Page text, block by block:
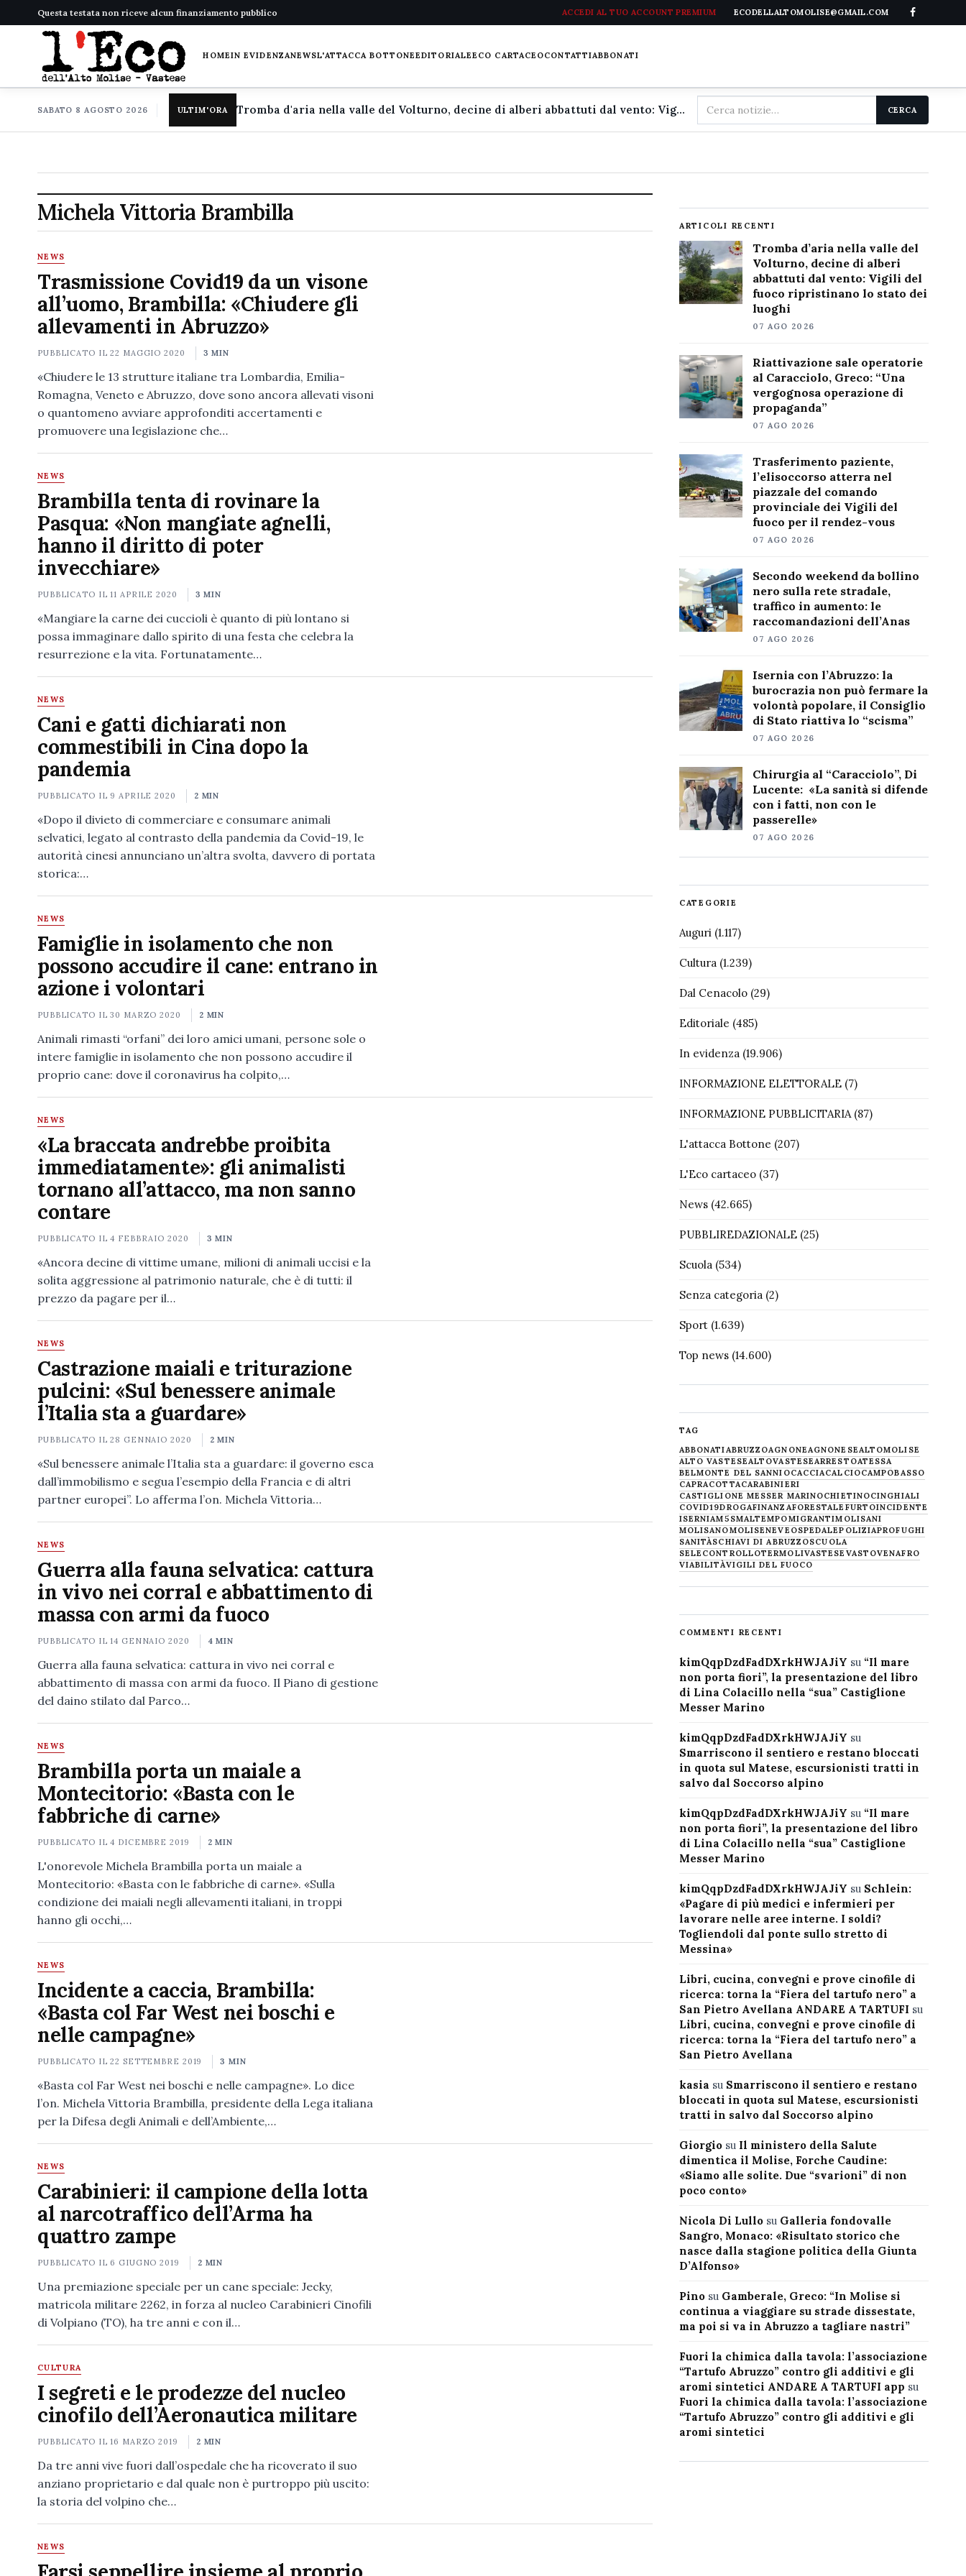
Questa testata non riceve alcun finanziamento pubblico ACCEDI AL TUO ACCOUNT PREMIUM ECODELLALTOMOLISE@GMAIL.COM
HOMEIN EVIDENZANEWSL'ATTACCA BOTTONEEDITORIALEECO CARTACEOCONTATTIABBONATI
SABATO 8 AGOSTO 2026 ULTIM'ORA Tromba d'aria nella valle del Volturno, decine di alberi abbattuti dal vento: Vigili del fuoco ripristinano lo stato dei luoghi
Cerca
nel
CERCA
Michela Vittoria Brambilla
NEWS
Trasmissione Covid19 da un visone
all’uomo, Brambilla: «Chiudere gli
allevamenti in Abruzzo»
PUBBLICATO IL22 MAGGIO 2020 3 MIN
«Chiudere le 13 strutture italiane tra Lombardia, Emilia-
Romagna, Veneto e Abruzzo, dove sono ancora allevati visoni
o quantomeno avviare approfonditi accertamenti e
promuovere una legislazione che…
NEWS
Brambilla tenta di rovinare la
Pasqua: «Non mangiate agnelli,
hanno il diritto di poter
invecchiare»
PUBBLICATO IL11 APRILE 2020 3 MIN
«Mangiare la carne dei cuccioli è quanto di più lontano si
possa immaginare dallo spirito di una festa che celebra la
resurrezione e la vita. Fortunatamente…
NEWS
Cani e gatti dichiarati non
commestibili in Cina dopo la
pandemia
PUBBLICATO IL 9 APRILE 2020 2 MIN
«Dopo il divieto di commerciare e consumare animali
selvatici, legato al contrasto della pandemia da Covid-19, le
autorità cinesi annunciano un’altra svolta, davvero di portata
storica:…
NEWS
Famiglie in isolamento che non
possono accudire il cane: entrano in
azione i volontari
PUBBLICATO IL30 MARZO 2020 2 MIN
Animali rimasti “orfani” dei loro amici umani, persone sole o
intere famiglie in isolamento che non possono accudire il
proprio cane: dove il coronavirus ha colpito,…
NEWS
«La braccata andrebbe proibita
immediatamente»: gli animalisti
tornano all’attacco, ma non sanno
contare
PUBBLICATO IL4 FEBBRAIO 2020 3 MIN
«Ancora decine di vittime umane, milioni di animali uccisi e la
solita aggressione al patrimonio naturale, che è di tutti: il
prezzo da pagare per il…
NEWS
Castrazione maiali e triturazione
pulcini: «Sul benessere animale
l’Italia sta a guardare»
PUBBLICATO IL28 GENNAIO 2020 2 MIN
«Sul benessere animale l’Italia sta a guardare: il governo esca
dall’immobilismo e segua l’esempio della Francia e di altri
partner europei”. Lo afferma l’on. Michela Vittoria…
NEWS
Guerra alla fauna selvatica: cattura
in vivo nei corral e abbattimento di
massa con armi da fuoco
PUBBLICATO IL14 GENNAIO 2020 4 MIN
Guerra alla fauna selvatica: cattura in vivo nei corral e
abbattimento di massa con armi da fuoco. Il Piano di gestione
del daino stilato dal Parco…
NEWS
Brambilla porta un maiale a
Montecitorio: «Basta con le
fabbriche di carne»
PUBBLICATO IL4 DICEMBRE 2019 2 MIN
L'onorevole Michela Brambilla porta un maiale a
Montecitorio: «Basta con le fabbriche di carne». «Sulla
condizione dei maiali negli allevamenti italiani, in troppi
hanno gli occhi,…
NEWS
Incidente a caccia, Brambilla:
«Basta col Far West nei boschi e
nelle campagne»
PUBBLICATO IL22 SETTEMBRE 2019 3 MIN
«Basta col Far West nei boschi e nelle campagne». Lo dice
l’on. Michela Vittoria Brambilla, presidente della Lega italiana
per la Difesa degli Animali e dell’Ambiente,…
NEWS
Carabinieri: il campione della lotta
al narcotraffico dell’Arma ha
quattro zampe
PUBBLICATO IL 6 GIUGNO 2019 2 MIN
Una premiazione speciale per un cane speciale: Jecky,
matricola militare 2262, in forza al nucleo Carabinieri Cinofili
di Volpiano (TO), ha tre anni e con il…
CULTURA
I segreti e le prodezze del nucleo
cinofilo dell’Aeronautica militare
PUBBLICATO IL16 MARZO 2019 2 MIN
Da tre anni vive fuori dall’ospedale che ha ricoverato il suo
anziano proprietario e dal quale non è purtroppo più uscito:
la storia del volpino che…
NEWS
ARTICOLI RECENTI
Tromba d’aria nella valle del
Volturno, decine di alberi
abbattuti dal vento: Vigili del
fuoco ripristinano lo stato dei
luoghi
07 AGO 2026
Riattivazione sale operatorie
al Caracciolo, Greco: “Una
vergognosa operazione di
propaganda”
07 AGO 2026
Trasferimento paziente,
l’elisoccorso atterra nel
piazzale del comando
provinciale dei Vigili del
fuoco per il rendez-vous
07 AGO 2026
Secondo weekend da bollino
nero sulla rete stradale,
traffico in aumento: le
raccomandazioni dell’Anas
07 AGO 2026
Isernia con l’Abruzzo: la
burocrazia non può fermare la
volontà popolare, il Consiglio
di Stato riattiva lo “scisma”
07 AGO 2026
Chirurgia al “Caracciolo”, Di
Lucente: «La sanità si difende
con i fatti, non con le
passerelle»
07 AGO 2026
CATEGORIE
Auguri(1.117)
Cultura(1.239)
Dal Cenacolo(29)
Editoriale (485)
In evidenza(19.906)
INFORMAZIONE ELETTORALE(7)
INFORMAZIONE PUBBLICITARIA(87)
L'attacca Bottone (207)
L'Eco cartaceo(37)
News(42.665)
PUBBLIREDAZIONALE(25)
Scuola(534)
Senza categoria(2)
Sport(1.639)
Top news(14.600)
TAG
ABBONATIABRUZZOAGNONEAGNONESEALTOMOLISE
ALTO VASTESEALTOVASTESEARRESTOATESSA
BELMONTE DEL SANNIOCACCIACALCIOCAMPOBASSO
CAPRACOTTACARABINIERI
CASTIGLIONE MESSER MARINOCHIETINOCINGHIALI
COVID19DROGAFINANZAFORESTALE FURTOINCIDENTE
ISERNIAM5SMALTEMPOMIGRANTIMOLISANI
MOLISANOMOLISENEVE OSPEDALEPOLIZIAPROFUGHI
SANITÀSCHIAVI DI ABRUZZOSCUOLA
SELECONTROLLOTERMOLIVASTESE VASTOVENAFRO
VIABILITÀVIGILI DEL FUOCO
COMMENTI RECENTI
kimQqpDzdFadDXrkHWJAJiY su “Il mare
non porta fiori”, la presentazione del libro
di Lina Colacillo nella “sua” Castiglione
Messer Marino
kimQqpDzdFadDXrkHWJAJiY su
Smarriscono il sentiero e restano bloccati
in quota sul Matese, escursionisti tratti in
salvo dal Soccorso alpino
kimQqpDzdFadDXrkHWJAJiY su “Il mare
non porta fiori”, la presentazione del libro
di Lina Colacillo nella “sua” Castiglione
Messer Marino
kimQqpDzdFadDXrkHWJAJiY su Schlein:
«Pagare di più medici e infermieri per
lavorare nelle aree interne. I soldi?
Togliendoli dal ponte sullo stretto di
Messina»
Libri, cucina, convegni e prove cinofile di
ricerca: torna la “Fiera del tartufo nero” a
San Pietro Avellana ANDARE A TARTUFI su
Libri, cucina, convegni e prove cinofile di
ricerca: torna la “Fiera del tartufo nero” a
San Pietro Avellana
kasia su Smarriscono il sentiero e restano
bloccati in quota sul Matese, escursionisti
tratti in salvo dal Soccorso alpino
Giorgiosu Il ministero della Salute
dimentica il Molise, Forche Caudine:
«Siamo alle solite. Due “svarioni” di non
poco conto»
Nicola Di Lullosu Galleria fondovalle
Sangro, Monaco: «Risultato storico che
nasce dalla stagione politica della Giunta
D’Alfonso»
Pinosu Gamberale, Greco: “In Molise si
continua a viaggiare su strade dissestate,
ma poi si va in Abruzzo a tagliare nastri”
Fuori la chimica dalla tavola: l’associazione
“Tartufo Abruzzo” contro gli additivi e gli
aromi sintetici ANDARE A TARTUFI app su
Fuori la chimica dalla tavola: l’associazione
“Tartufo Abruzzo” contro gli additivi e gli
aromi sintetici